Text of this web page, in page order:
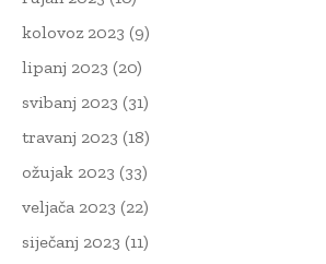
kolovoz 2023 (9)
lipanj 2023 (20)
svibanj 2023 (31)
travanj 2023 (18)
ožujak 2023 (33)
veljača 2023 (22)
siječanj 2023 (11)